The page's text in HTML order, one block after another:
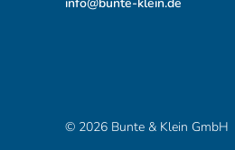
info@bunte-klein.de
© 2026 Bunte & Klein GmbH